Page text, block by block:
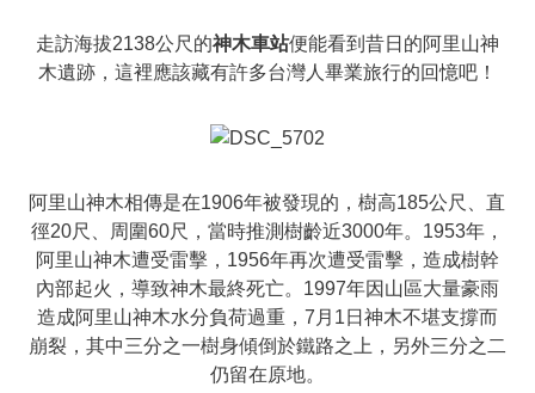
走訪海拔2138公尺的神木車站便能看到昔日的阿里山神
木遺跡，這裡應該藏有許多台灣人畢業旅行的回憶吧！
阿里山神木相傳是在1906年被發現的，樹高185公尺、直
徑20尺、周圍60尺，當時推測樹齡近3000年。1953年，
阿里山神木遭受雷擊，1956年再次遭受雷擊，造成樹幹
內部起火，導致神木最終死亡。1997年因山區大量豪雨
造成阿里山神木水分負荷過重，7月1日神木不堪支撐而
崩裂，其中三分之一樹身傾倒於鐵路之上，另外三分之二
仍留在原地。